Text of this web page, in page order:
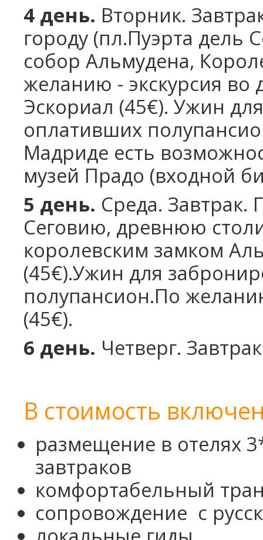
4 день. Вторник.
городу (пл.Пуэрта дель
собор Альмудена,
желанию - экскурсия
Эскориал (45€). Ужин
оплативших
Мадриде есть
музей Прадо (входной
5 день. Среда. Завтрак.
Сеговию, древнюю
королевским замком
(45€).Ужин для
полупансион.По
(45€).
6 день. Четверг.
В стоимость
размещение в отелях
завтраков
комфортабельный
сопровождение с